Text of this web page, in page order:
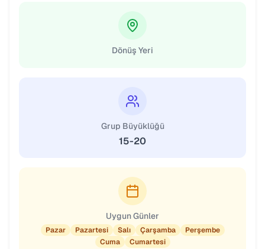
Dönüş Yeri
Grup Büyüklüğü
15-20
Uygun Günler
Pazar Pazartesi Salı Çarşamba
Perşembe
Cuma
Cumartesi